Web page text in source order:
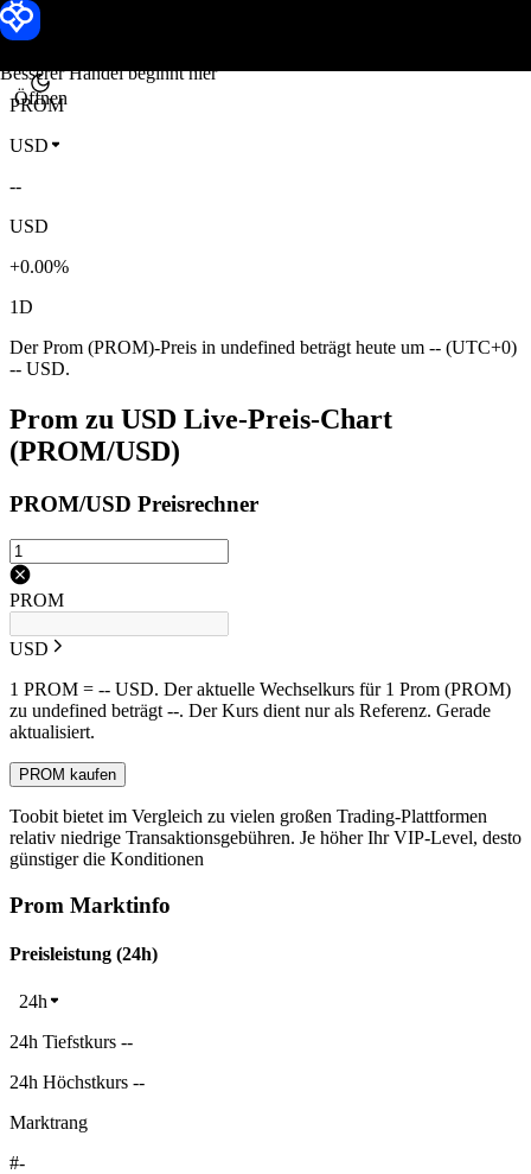
Besserer Handel beginnt hier
Öffnen
Prom Kurs
PROM
USD
--
USD
+0.00%
1D
Der Prom (PROM)-Preis in undefined beträgt heute um -- (UTC+0)
-- USD.
Prom zu USD Live-Preis-Chart
(PROM/USD)
PROM/USD Preisrechner
PROM
USD
1 PROM = -- USD. Der aktuelle Wechselkurs für 1 Prom (PROM)
zu undefined beträgt --. Der Kurs dient nur als Referenz. Gerade
aktualisiert.
PROM kaufen
Toobit bietet im Vergleich zu vielen großen Trading-Plattformen
relativ niedrige Transaktionsgebühren. Je höher Ihr VIP-Level, desto
günstiger die Konditionen
Prom Marktinfo
Preisleistung (24h)
24h
24h Tiefstkurs --
24h Höchstkurs --
Marktrang
#-